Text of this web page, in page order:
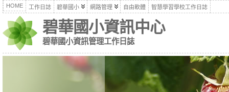
HOME 工作日誌 碧華國小 網路管理 自由軟體 智慧學習學校工作日誌
碧華國小資訊中心
碧華國小資訊管理工作日誌